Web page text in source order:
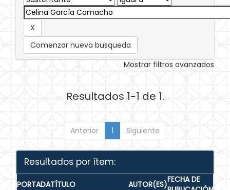
Comenzar nueva busqueda
Mostrar filtros avanzados
Resultados 1-1 de 1.
Anterior 1 Siguiente
Resultados por ítem:
PORTADATÍTULO AUTOR(ES)FECHA DE